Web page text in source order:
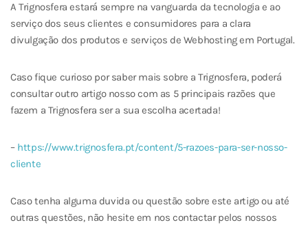
A Trignosfera estará sempre na vanguarda da tecnologia e ao
serviço dos seus clientes e consumidores para a clara
divulgação dos produtos e serviços de Webhosting em Portugal.
Caso fique curioso por saber mais sobre a Trignosfera, poderá
consultar outro artigo nosso com as 5 principais razões que
fazem a Trignosfera ser a sua escolha acertada!
– https://www.trignosfera.pt/content/5-razoes-para-ser-nosso-
cliente
Caso tenha alguma duvida ou questão sobre este artigo ou até
outras questões, não hesite em nos contactar pelos nossos